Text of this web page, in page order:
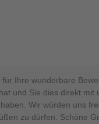
Ihre wunderbare
und Sie dies direkt mit
Wir würden uns
zu dürfen. Schöne